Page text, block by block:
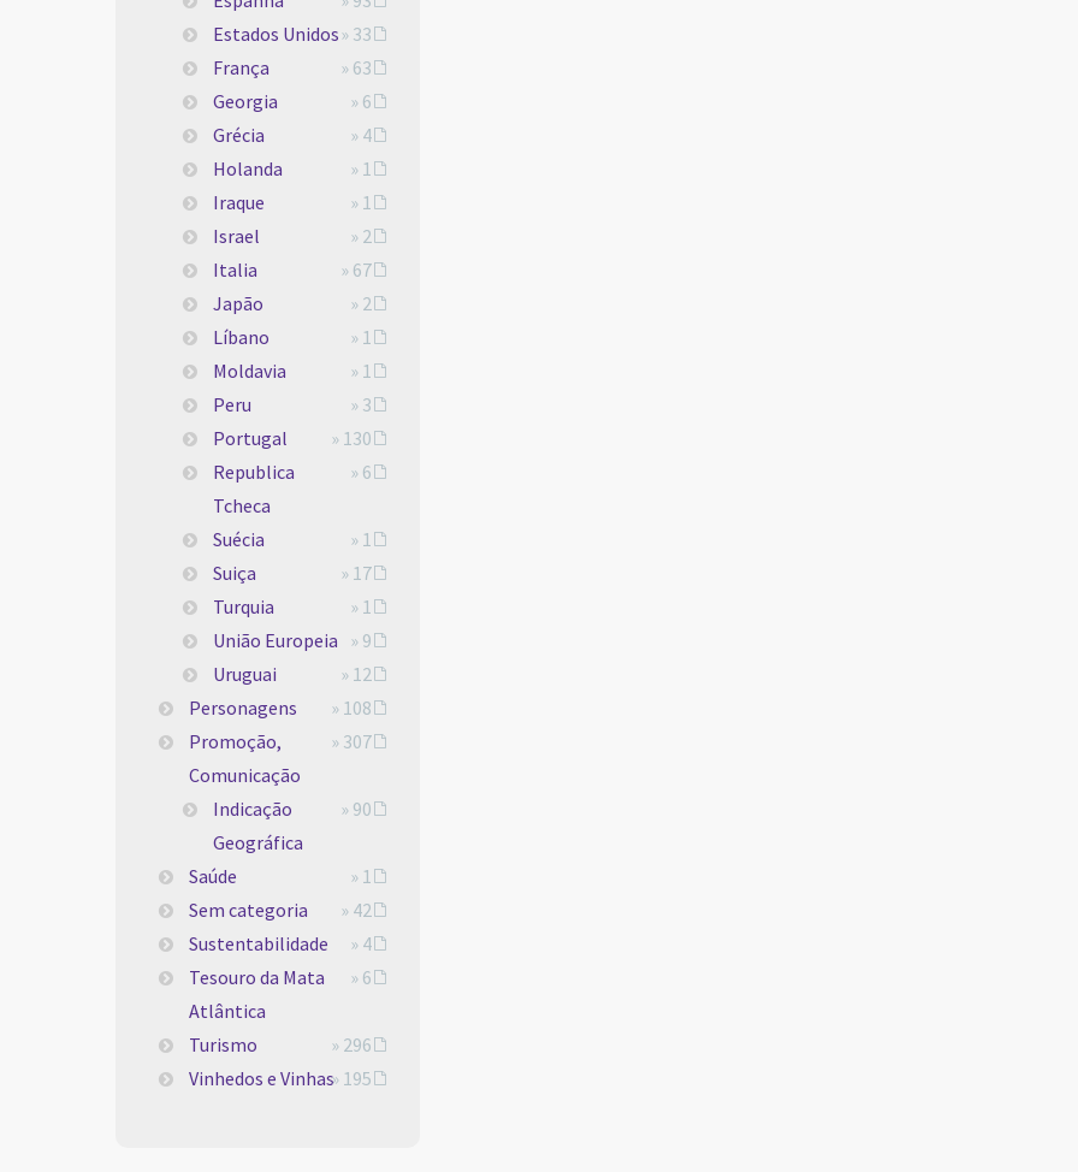
Estados Unidos» 33
França
» 63
Georgia
» 6
Grécia
» 4
Holanda
» 1
Iraque
» 1
Israel
» 2
Italia
» 67
Japão
» 2
Líbano
» 1
Moldavia
» 1
Peru
» 3
Portugal
» 130
Republica
Tcheca
» 6
Suécia
» 1
Suiça
» 17
Turquia
» 1
União Europeia » 9
Uruguai
» 12
Personagens
» 108
Promoção,
Comunicação
» 307
Indicação
Geográfica
» 90
Saúde
» 1
Sem categoria
» 42
Sustentabilidade
» 4
Tesouro da Mata
Atlântica
» 6
Turismo
» 296
Vinhedos e Vinhas» 195